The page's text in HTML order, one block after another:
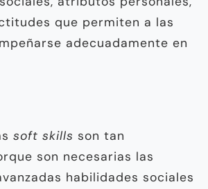
que permiten a las
adecuadamente en
soft skills son tan
son necesarias las
habilidades sociales